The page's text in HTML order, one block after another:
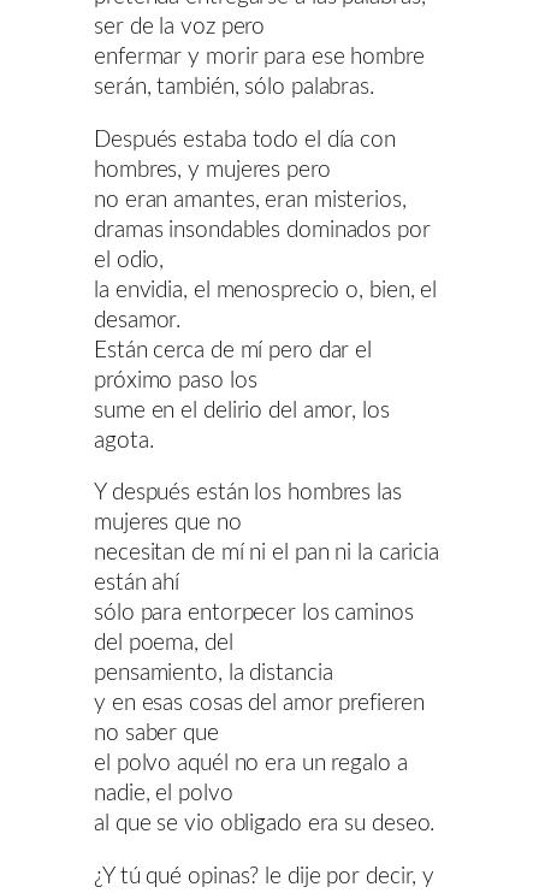
ser de la voz pero
enfermar y morir para ese hombre
serán, también, sólo palabras.
Después estaba todo el día con
hombres, y mujeres pero
no eran amantes, eran misterios,
dramas insondables dominados por
el odio,
la envidia, el menosprecio o, bien, el
desamor.
Están cerca de mí pero dar el
próximo paso los
sume en el delirio del amor, los
agota.
Y después están los hombres las
mujeres que no
necesitan de mí ni el pan ni la caricia
están ahí
sólo para entorpecer los caminos
del poema, del
pensamiento, la distancia
y en esas cosas del amor prefieren
no saber que
el polvo aquél no era un regalo a
nadie, el polvo
al que se vio obligado era su deseo.
¿Y tú qué opinas? le dije por decir, y